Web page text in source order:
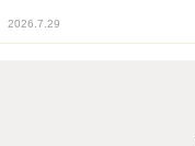
2026.7.29